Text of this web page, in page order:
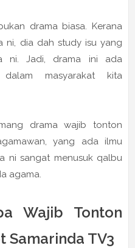
drama biasa. Kerana
ni, dia dah study isu yang
ni. Jadi, drama ini ada
masyarakat kita
drama wajib tonton
yang ada ilmu
ni sangat menusuk qalbu
agama.
Wajib Tonton
Samarinda TV3